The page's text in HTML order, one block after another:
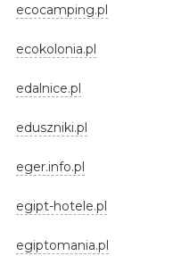
ecocamping.pl
ecokolonia.pl
edalnice.pl
eduszniki.pl
eger.info.pl
egipt-hotele.pl
egiptomania.pl